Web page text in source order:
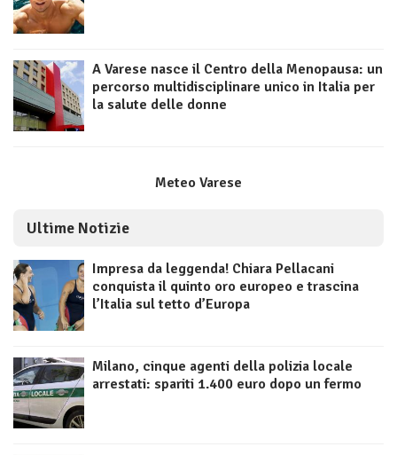
A Varese nasce il Centro della Menopausa: un
percorso multidisciplinare unico in Italia per
la salute delle donne
Meteo Varese
Ultime Notizie
Impresa da leggenda! Chiara Pellacani
conquista il quinto oro europeo e trascina
l’Italia sul tetto d’Europa
Milano, cinque agenti della polizia locale
arrestati: spariti 1.400 euro dopo un fermo